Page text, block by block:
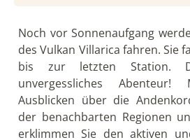
Noch vor Sonnenaufgang
des Vulkan Villarica fahren. Sie
bis zur letzten Station.
unvergessliches Abenteur!
Ausblicken über die
der benachbarten Regionen
erklimmen Sie den aktiven